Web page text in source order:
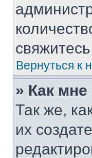
Вернуться к
» Как мне
Так же,
их